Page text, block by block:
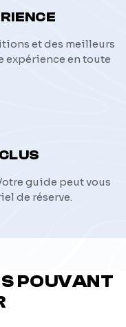
et des meilleurs
expérience en toute
guide peut vous
de réserve.
POUVANT